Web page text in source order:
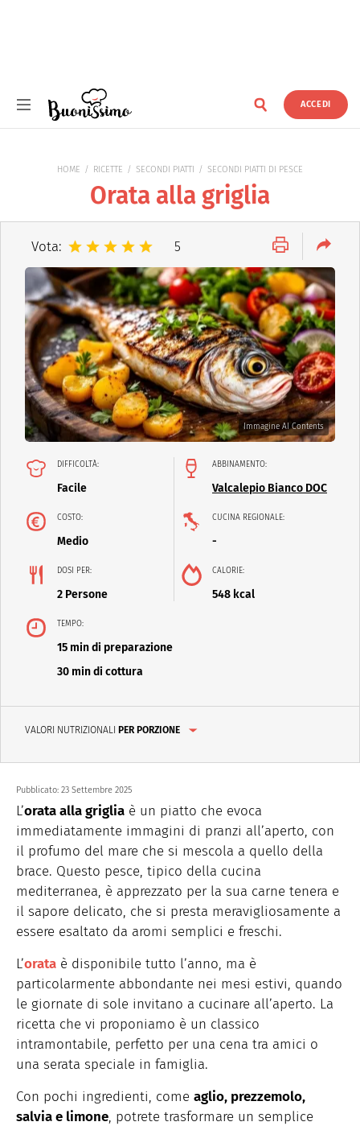
ACCEDI
HOME RICETTE SECONDI PIATTI SECONDI PIATTI DI PESCE
Orata alla griglia
Vota: 5
Immagine AI Contents
DIFFICOLTÀ:
Facile
ABBINAMENTO:
Valcalepio Bianco DOC
COSTO:
Medio
CUCINA REGIONALE:
-
DOSI PER:
2 Persone
CALORIE:
548 kcal
TEMPO:
15 min di preparazione
30 min di cottura
VALORI NUTRIZIONALI PER PORZIONE
Pubblicato: 23 Settembre 2025
L’orata alla griglia è un piatto che evoca
immediatamente immagini di pranzi all’aperto, con
il profumo del mare che si mescola a quello della
brace. Questo pesce, tipico della cucina
mediterranea, è apprezzato per la sua carne tenera e
il sapore delicato, che si presta meravigliosamente a
essere esaltato da aromi semplici e freschi.
L’orata è disponibile tutto l’anno, ma è
particolarmente abbondante nei mesi estivi, quando
le giornate di sole invitano a cucinare all’aperto. La
ricetta che vi proponiamo è un classico
intramontabile, perfetto per una cena tra amici o
una serata speciale in famiglia.
Con pochi ingredienti, come aglio, prezzemolo,
salvia e limone, potrete trasformare un semplice